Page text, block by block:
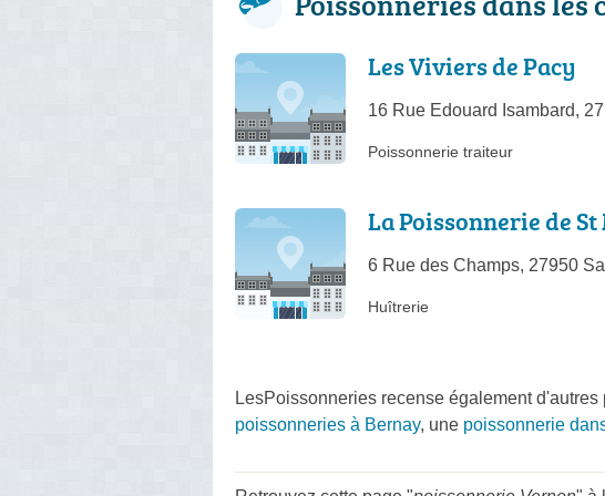
Les Viviers de Pacy
16 Rue Edouard Isambard,
Poissonnerie traiteur
La Poissonnerie de
6 Rue des Champs, 27950
Huîtrerie
LesPoissonneries recense également
poissonneries à Bernay, une poissonnerie